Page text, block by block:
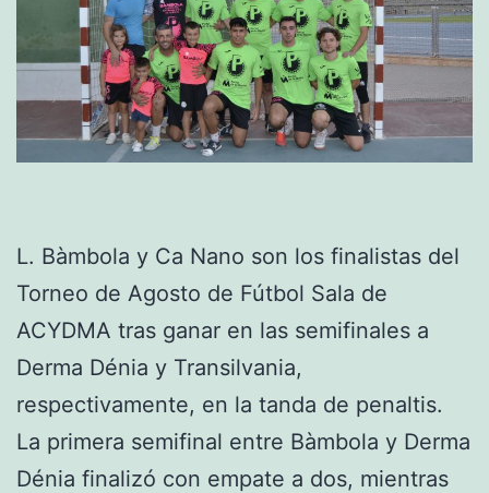
L. Bàmbola y Ca Nano son los finalistas del
Torneo de Agosto de Fútbol Sala de
ACYDMA tras ganar en las semifinales a
Derma Dénia y Transilvania,
respectivamente, en la tanda de penaltis.
La primera semifinal entre Bàmbola y Derma
Dénia finalizó con empate a dos, mientras